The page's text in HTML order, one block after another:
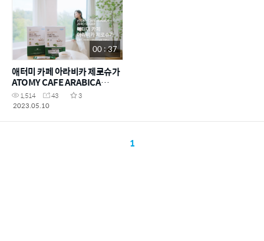
00 : 37
애터미 카페 아라비카 제로슈가
ATOMY CAFE ARABICA
ZERO SUGAR .Hot
1,514 43
3
2023.05.10
1